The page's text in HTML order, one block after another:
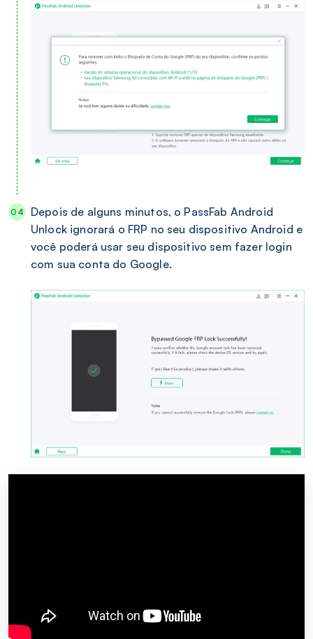
Depois de alguns minutos, o PassFab Android
Unlock ignorará o FRP no seu dispositivo Android e
você poderá usar seu dispositivo sem fazer login
com sua conta do Google.